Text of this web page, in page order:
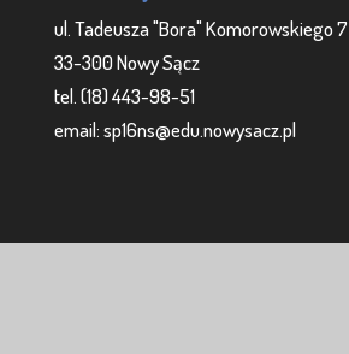
ul. Tadeusza "Bora" Komorowskiego 7
33-300 Nowy Sącz
tel. (18) 443-98-51
email: sp16ns@edu.nowysacz.pl